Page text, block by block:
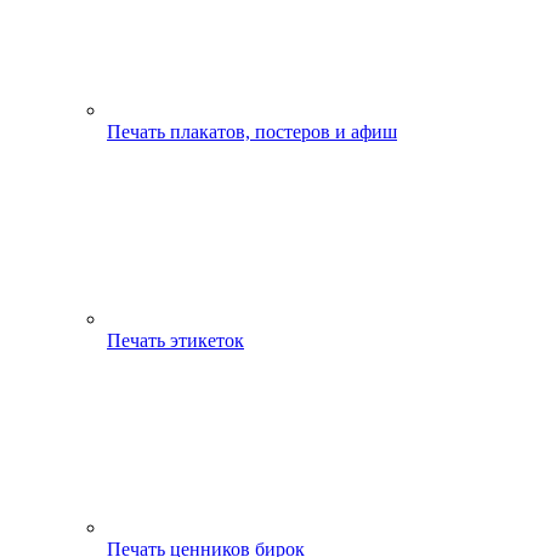
Печать плакатов, постеров и афиш
Печать этикеток
Печать ценников бирок